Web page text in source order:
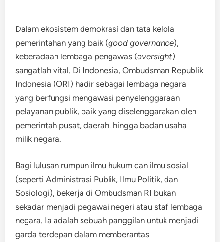
Dalam ekosistem demokrasi dan tata kelola
pemerintahan yang baik (good governance),
keberadaan lembaga pengawas (oversight)
sangatlah vital. Di Indonesia, Ombudsman Republik
Indonesia (ORI) hadir sebagai lembaga negara
yang berfungsi mengawasi penyelenggaraan
pelayanan publik, baik yang diselenggarakan oleh
pemerintah pusat, daerah, hingga badan usaha
milik negara.
Bagi lulusan rumpun ilmu hukum dan ilmu sosial
(seperti Administrasi Publik, Ilmu Politik, dan
Sosiologi), bekerja di Ombudsman RI bukan
sekadar menjadi pegawai negeri atau staf lembaga
negara. Ia adalah sebuah panggilan untuk menjadi
garda terdepan dalam memberantas